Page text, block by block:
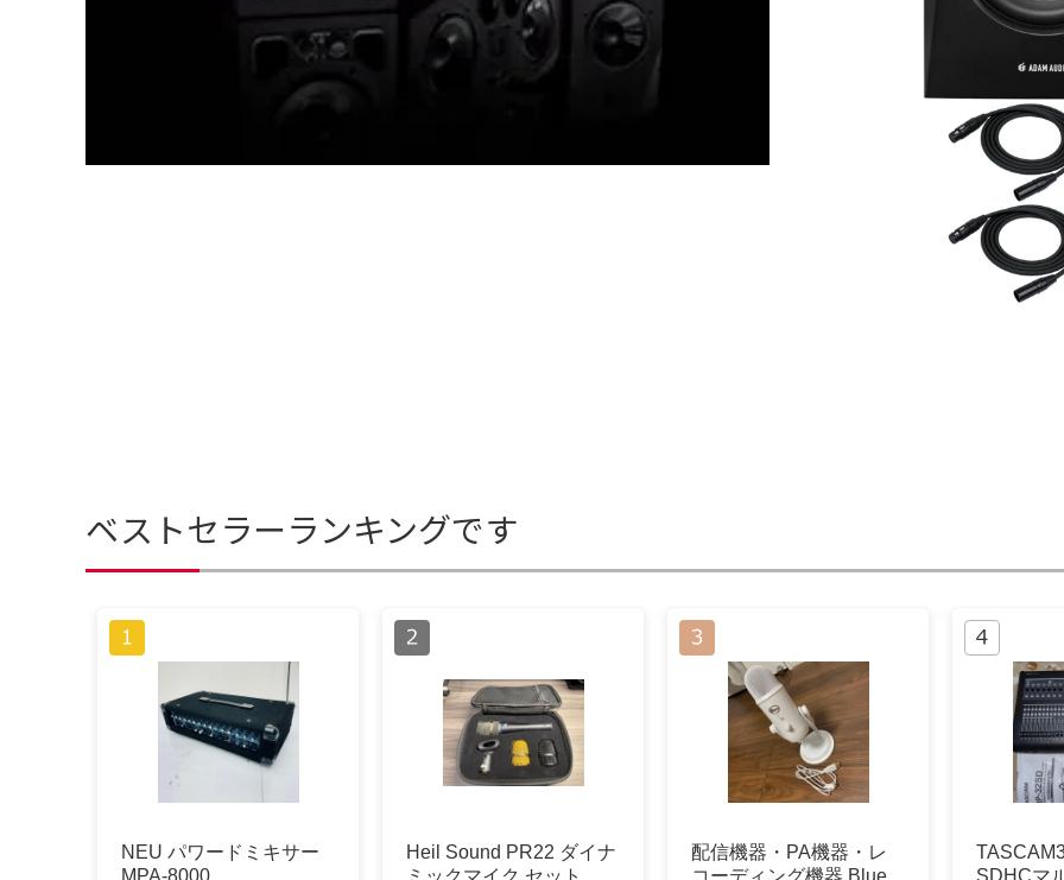
ベストセラーランキングです
NEU パワードミキサー
Heil Sound PR22 ダイナ
配信機器・PA機器・レ